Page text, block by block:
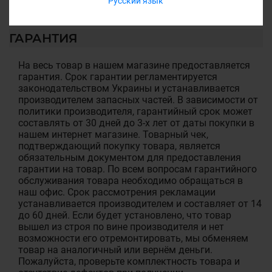
ГАРАНТИЯ
На весь товар в нашем магазине предоставляется
гарантия. Срок гарантии регламентируется
законодательством Украины и устанавливается
производителем запасных частей. В зависимости от
политики производителя, гарантийный срок может
составлять от 30 дней до 3-х лет от даты покупки в
нашем интернет магазине. Товарный чек,
подтверждающий покупку товара, является
обязательным документом для предоставления
гарантии на товар. По всем вопросам гарантийного
обслуживания товара необходимо обращаться в
наш офис. Срок рассмотрения рекламации
устанавливается производителем и составляет от 14
до 60 дней. Если будет установлено, что товар
вышел из строя по вине производителя и нет
возможности его отремонтировать, мы обменяем
товар на аналогичный или вернём деньги.
Пожалуйста, проверьте комплектность товара и